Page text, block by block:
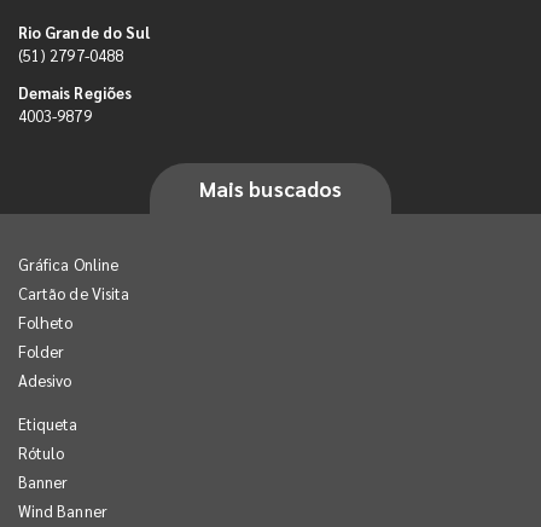
Rio Grande do Sul
(51) 2797-0488
Demais Regiões
4003-9879
Mais buscados
Gráfica Online
Cartão de Visita
Folheto
Folder
Adesivo
Etiqueta
Rótulo
Banner
Wind Banner